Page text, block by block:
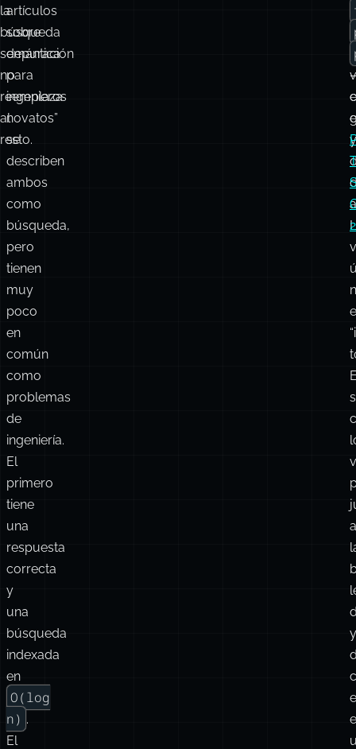
la
búsqueda
semántica
no
reemplaza
al
resto.
artículos
sobre
depuración
para
ingenieros
novatos”
se
describen
ambos
como
búsqueda,
pero
tienen
muy
poco
en
común
como
problemas
de
ingeniería.
El
primero
tiene
una
respuesta
correcta
y
una
búsqueda
indexada
en
O(log
n) .
El
y
a
y